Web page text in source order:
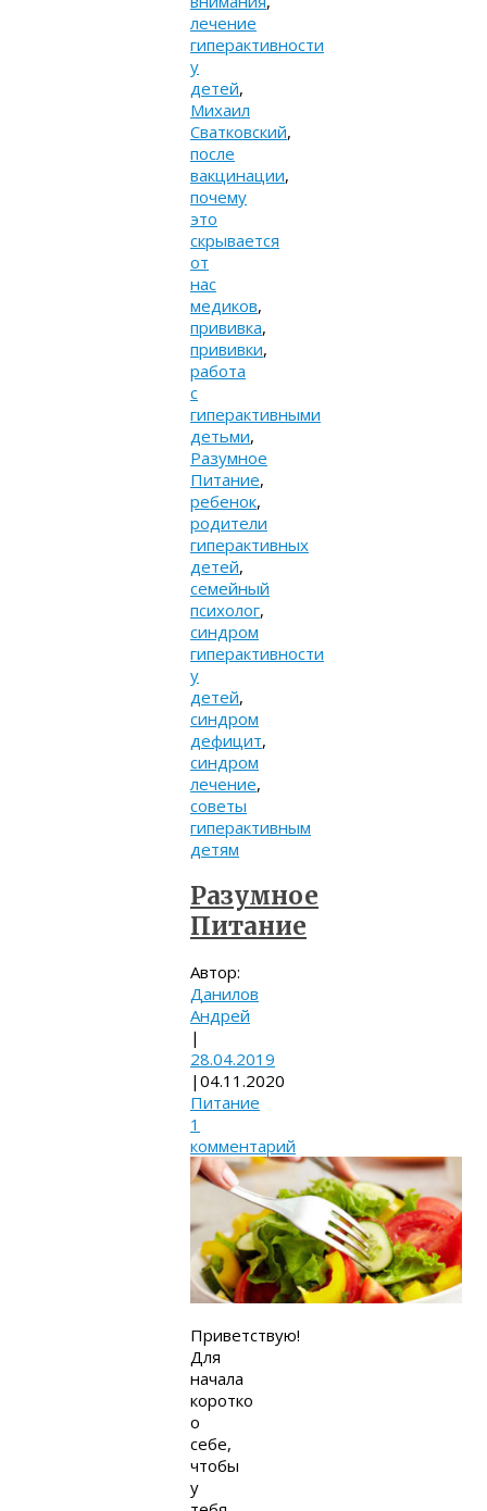
лечение
гиперактивности
у
детей,
Михаил
Сватковский,
после
вакцинации,
почему
это
скрывается
от
нас
медиков,
прививка,
прививки,
работа
с
гиперактивными
детьми,
Разумное
Питание,
ребенок,
родители
гиперактивных
детей,
семейный
психолог,
синдром
гиперактивности
у
детей,
синдром
дефицит,
синдром
лечение,
советы
гиперактивным
детям
Разумное
Питание
Автор:
Данилов
Андрей
|
28.04.2019
| 04.11.2020
Питание
1
комментарий
Приветствую!
Для
начала
коротко
о
себе,
чтобы
у